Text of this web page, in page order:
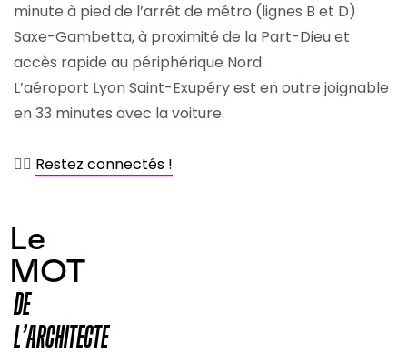
minute à pied de l’arrêt de métro (lignes B et D)
Saxe-Gambetta, à proximité de la Part-Dieu et
accès rapide au périphérique Nord.
L’aéroport Lyon Saint-Exupéry est en outre joignable
en 33 minutes avec la voiture.
👉🏻 Restez connectés !
Le
MOT
DE
L’ARCHITECTE